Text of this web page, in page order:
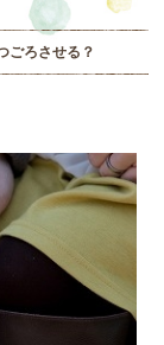
ごろさせる？